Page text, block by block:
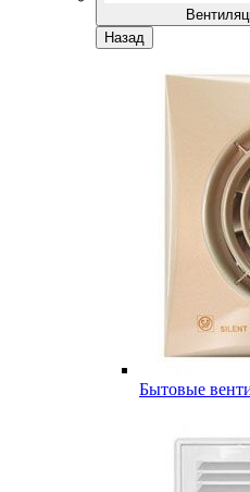
Назад
Бытовые